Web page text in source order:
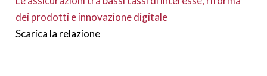
dei prodotti e innovazione digitale
Scarica la relazione